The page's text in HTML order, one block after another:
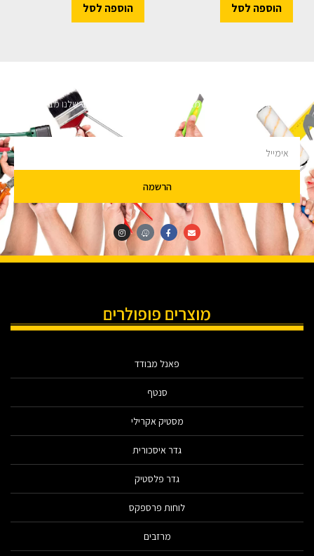
הוספה לסל הוספה לסל
השארו מעודכנים
מעוניינים לקבל עדכונים על מבצעים והנחות הירשמו לניוזלטר שלנו מבטיחים לא
הרשמה
מוצרים פופולרים
פאנל מבודד
סנטף
מסטיק אקרילי
גדר איסכורית
גדר פלסטיק
לוחות פרספקס
מרזבים